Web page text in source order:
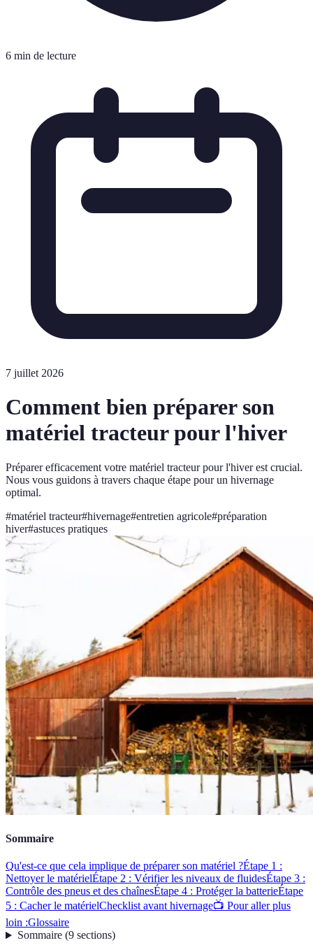
6 min de lecture
7 juillet 2026
Comment bien préparer son
matériel tracteur pour l'hiver
Préparer efficacement votre matériel tracteur pour l'hiver est crucial.
Nous vous guidons à travers chaque étape pour un hivernage
optimal.
#matériel tracteur#hivernage#entretien agricole#préparation
hiver#astuces pratiques
Sommaire
Qu'est-ce que cela implique de préparer son matériel ?Étape 1 :
Nettoyer le matérielÉtape 2 : Vérifier les niveaux de fluidesÉtape 3 :
Contrôle des pneus et des chaînesÉtape 4 : Protéger la batterieÉtape
5 : Cacher le matérielChecklist avant hivernage📺 Pour aller plus
loin :Glossaire
Sommaire(9 sections)